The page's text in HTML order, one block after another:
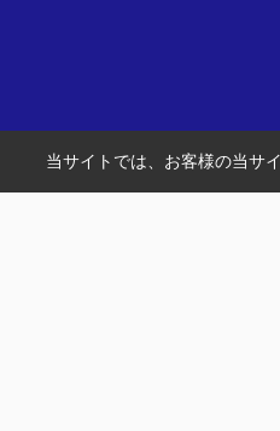
当サイトでは、お客様の当サ